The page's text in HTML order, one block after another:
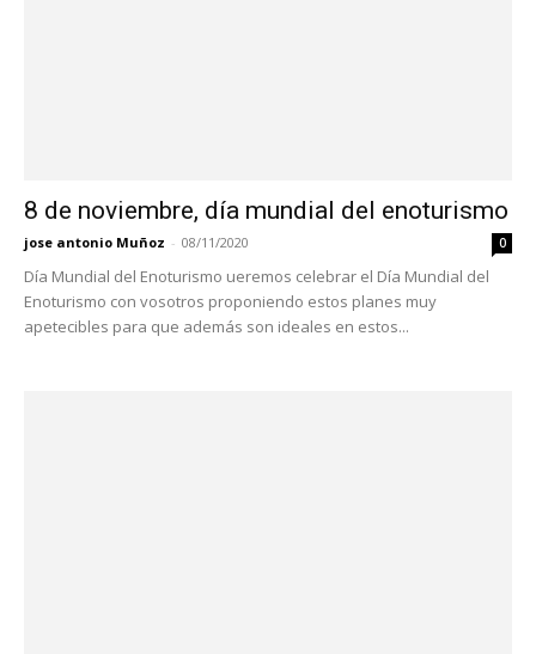
8 de noviembre, día mundial del enoturismo
jose antonio Muñoz - 08/11/2020 0
Día Mundial del Enoturismo ueremos celebrar el Día Mundial del
Enoturismo con vosotros proponiendo estos planes muy
apetecibles para que además son ideales en estos...